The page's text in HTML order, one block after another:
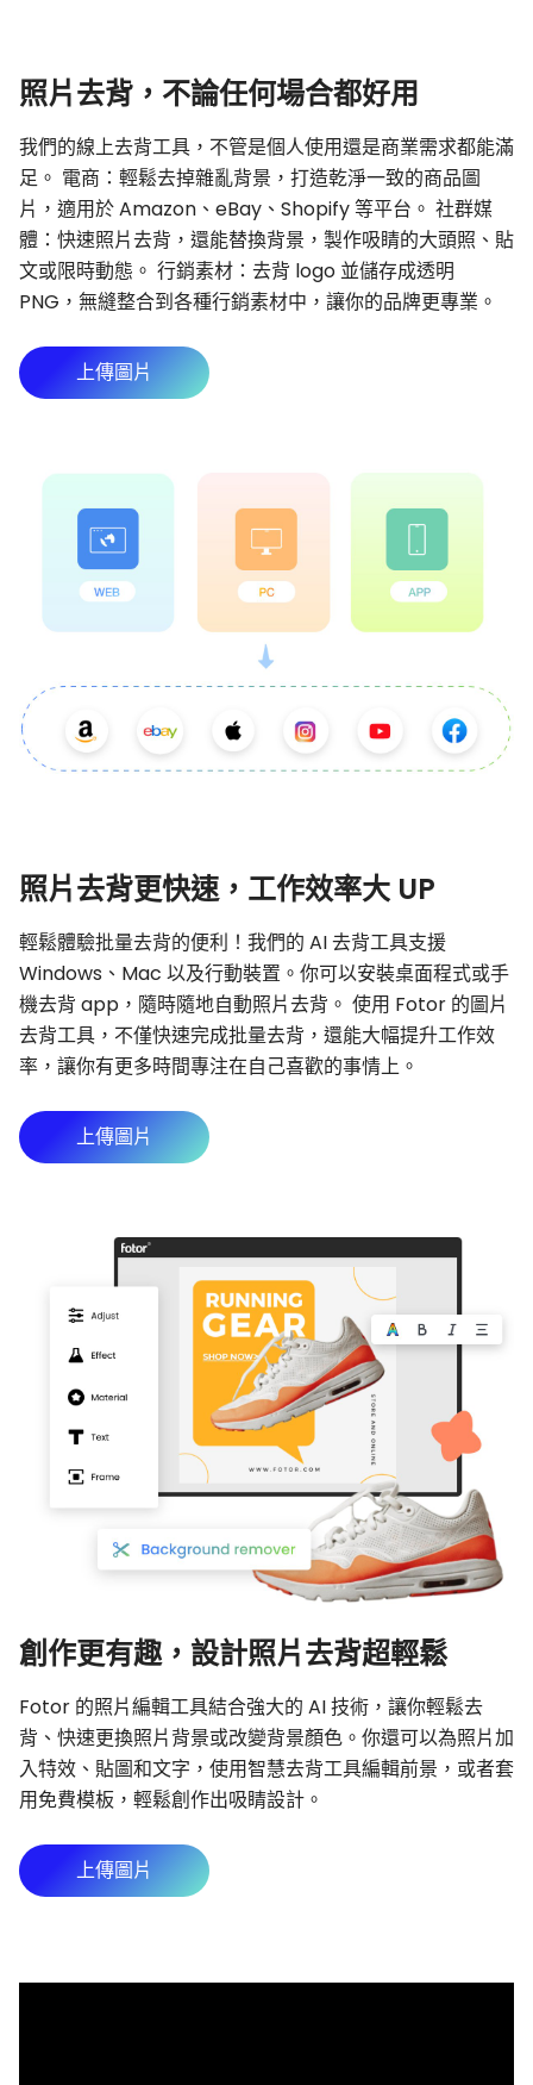
照片去背，不論任何場合都好用
我們的線上去背工具，不管是個人使用還是商業需求都能滿
足。 電商：輕鬆去掉雜亂背景，打造乾淨一致的商品圖
片，適用於 Amazon、eBay、Shopify 等平台。 社群媒
體：快速照片去背，還能替換背景，製作吸睛的大頭照、貼
文或限時動態。 行銷素材：去背 logo 並儲存成透明
PNG，無縫整合到各種行銷素材中，讓你的品牌更專業。
上傳圖片
照片去背更快速，工作效率大 UP
輕鬆體驗批量去背的便利！我們的 AI 去背工具支援
Windows、Mac 以及行動裝置。你可以安裝桌面程式或手
機去背 app，隨時隨地自動照片去背。 使用 Fotor 的圖片
去背工具，不僅快速完成批量去背，還能大幅提升工作效
率，讓你有更多時間專注在自己喜歡的事情上。
上傳圖片
創作更有趣，設計照片去背超輕鬆
Fotor 的照片編輯工具結合強大的 AI 技術，讓你輕鬆去
背、快速更換照片背景或改變背景顏色。你還可以為照片加
入特效、貼圖和文字，使用智慧去背工具編輯前景，或者套
用免費模板，輕鬆創作出吸睛設計。
上傳圖片